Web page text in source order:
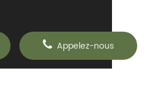
Appelez-nous